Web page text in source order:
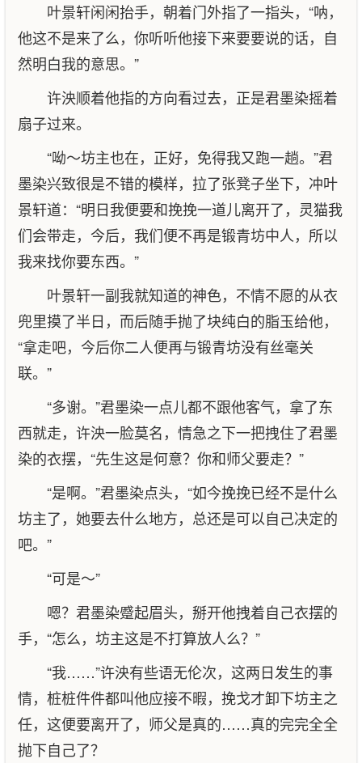
叶景轩闲闲抬手，朝着门外指了一指头，“呐，
他这不是来了么，你听听他接下来要要说的话，自
然明白我的意思。”
许泱顺着他指的方向看过去，正是君墨染摇着
扇子过来。
“呦～坊主也在，正好，免得我又跑一趟。”君
墨染兴致很是不错的模样，拉了张凳子坐下，冲叶
景轩道：“明日我便要和挽挽一道儿离开了，灵猫我
们会带走，今后，我们便不再是锻青坊中人，所以
我来找你要东西。”
叶景轩一副我就知道的神色，不情不愿的从衣
兜里摸了半日，而后随手抛了块纯白的脂玉给他，
“拿走吧，今后你二人便再与锻青坊没有丝毫关
联。”
“多谢。”君墨染一点儿都不跟他客气，拿了东
西就走，许泱一脸莫名，情急之下一把拽住了君墨
染的衣摆，“先生这是何意？你和师父要走？”
“是啊。”君墨染点头，“如今挽挽已经不是什么
坊主了，她要去什么地方，总还是可以自己决定的
吧。”
“可是～”
嗯？君墨染蹙起眉头，掰开他拽着自己衣摆的
手，“怎么，坊主这是不打算放人么？”
“我……”许泱有些语无伦次，这两日发生的事
情，桩桩件件都叫他应接不暇，挽戈才卸下坊主之
任，这便要离开了，师父是真的……真的完完全全
抛下自己了？